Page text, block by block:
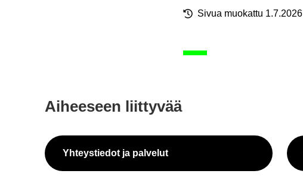
Sivua muo­kat­tu 1.7.2026
Ai­hee­seen liit­ty­vää
Yh­teys­tie­dot ja pal­ve­lut